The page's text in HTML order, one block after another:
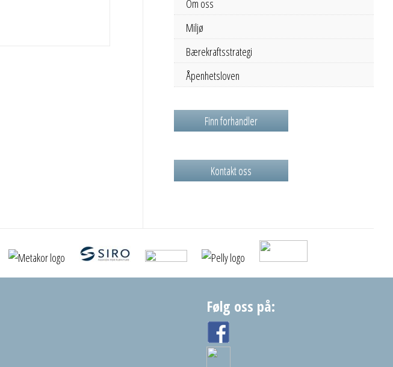
Om oss
Miljø
Bærekraftsstrategi
Åpenhetsloven
Finn forhandler
Kontakt oss
Følg oss på: